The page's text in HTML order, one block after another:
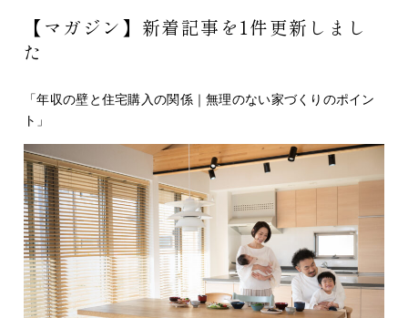
【マガジン】新着記事を1件更新しまし
た
「年収の壁と住宅購入の関係｜無理のない家づくりのポイン
ト」